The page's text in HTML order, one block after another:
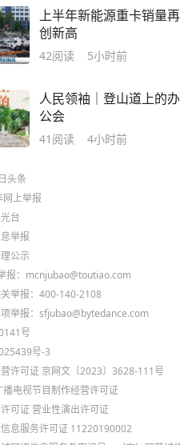
上半年新能源重卡销量再
创新高
42阅读 5小时前
人民领袖｜登山道上的办
公会
41 阅读 4小时前
头条
上举报
台
举报
公示
报：mcnjubao@toutiao.com
举报：400-140-2108
举报：sfjubao@bytedance.com
号
号-3
许可证 京网文〔2023〕3628-111号
播电视节目制作经营许可证
可证 营业性演出许可证
息服务许可证 11220190002